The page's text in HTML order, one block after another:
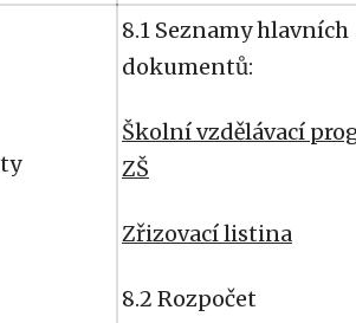
8.1 Seznamy hlavních
dokumentů:
Školní vzdělávací
ZŠ
Zřizovací listina
8.2 Rozpočet